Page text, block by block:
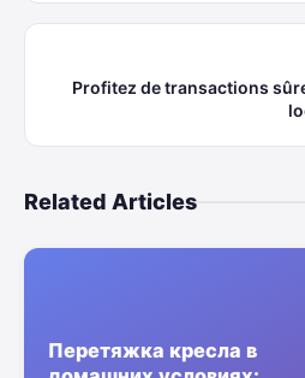
Profitez de transactions
Related Articles